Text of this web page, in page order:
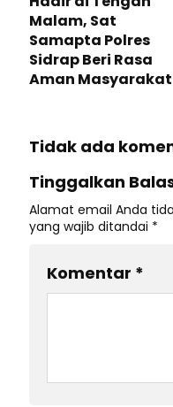
Malam, Sat
Samapta Polres
Sidrap Beri Rasa
Aman Masyarakat
Tidak ada
Tinggalkan
Alamat email Anda
yang wajib ditandai *
Komentar *